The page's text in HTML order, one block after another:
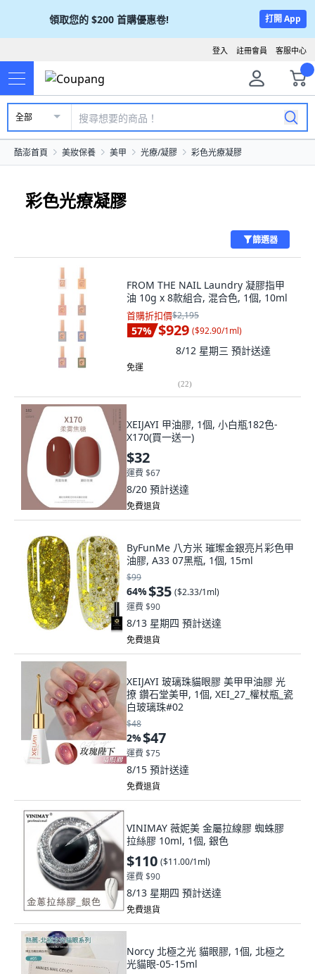
領取您的 $200 首購優惠卷! 打開 App
客服中心
註冊會員
登入
全部
酷澎首頁 美妝保養 美甲 光療/凝膠 彩色光療凝膠
彩色光療凝膠
篩選器
FROM THE NAIL Laundry 凝膠指甲
油 10g x 8款組合, 混合色, 1個, 10ml
首購折扣價$2,195
57% $929 ($92.90/1ml)
8/12 星期三 預計送達
免運
(22)
XEIJAYI 甲油膠, 1個, 小白瓶182色-
X170(買一送一)
$32
運費 $67
8/20 預計送達
免費退貨
ByFunMe 八方米 璀璨金銀亮片彩色甲
油膠, A33 07黑瓶, 1個, 15ml
$99
64%$35 ($2.33/1ml)
運費 $90
8/13 星期四 預計送達
免費退貨
XEIJAYI 玻璃珠貓眼膠 美甲甲油膠 光
撩 鑽石堂美甲, 1個, XEI_27_權杖瓶_瓷
白玻璃珠#02
$48
2%$47
運費 $75
8/15 預計送達
免費退貨
VINIMAY 薇妮美 金屬拉線膠 蜘蛛膠
拉絲膠 10ml, 1個, 銀色
$110 ($11.00/1ml)
運費 $90
8/13 星期四 預計送達
免費退貨
Norcy 北極之光 貓眼膠, 1個, 北極之
光貓眼-05-15ml